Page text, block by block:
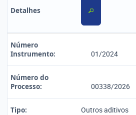
Detalhes
Número
Instrumento:
01/2024
Número do
Processo:
00338/2026
Tipo: Outros aditivos